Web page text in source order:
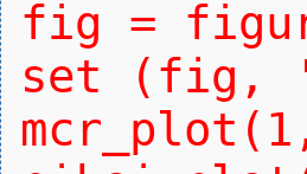
fig =
set (fig,